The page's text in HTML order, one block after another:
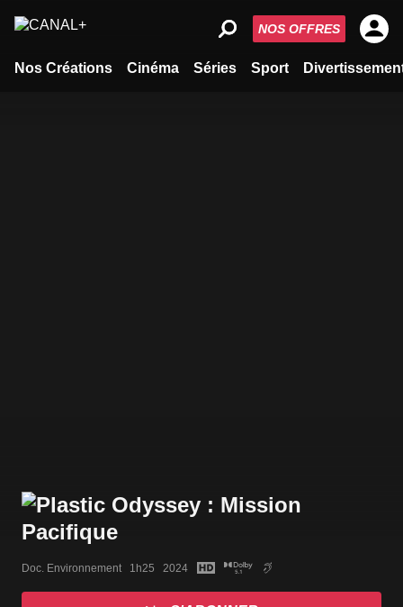
Nos Créations Cinéma Séries Sport
NOS OFFRES
Doc. Environnement   1h25   2024